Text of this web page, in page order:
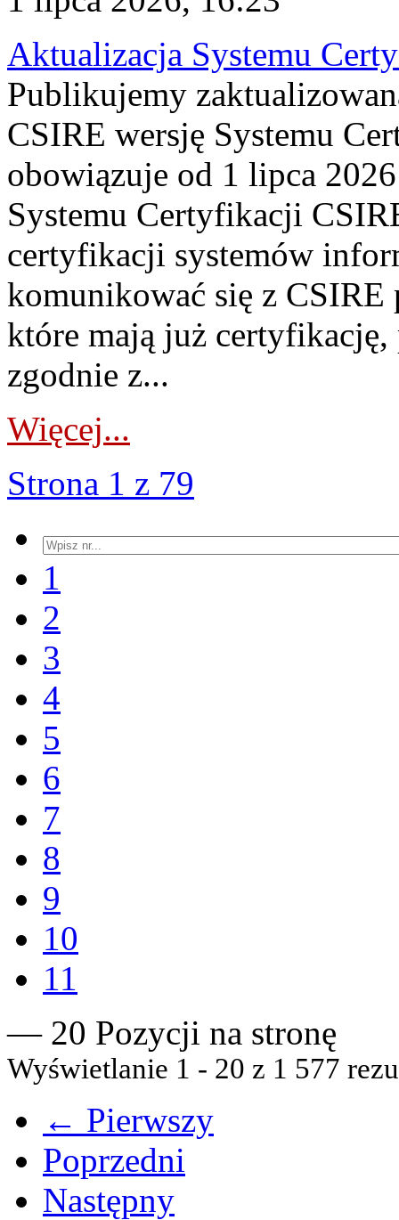
Aktualizacja Systemu
Publikujemy
CSIRE wersję Systemu
obowiązuje od 1 lipca
Systemu Certyfikacji
certyfikacji systemów
komunikować się z
które mają już
zgodnie z...
Więcej...
Strona 1 z 79
1
2
3
4
5
6
7
8
9
10
11
— 20 Pozycji na stronę
Wyświetlanie 1 - 20 z 1 577
← Pierwszy
Poprzedni
Następny